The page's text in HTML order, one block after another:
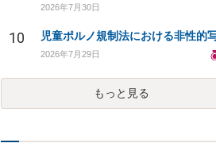
2026年7月30日
10
2026年7月29日
もっと見る